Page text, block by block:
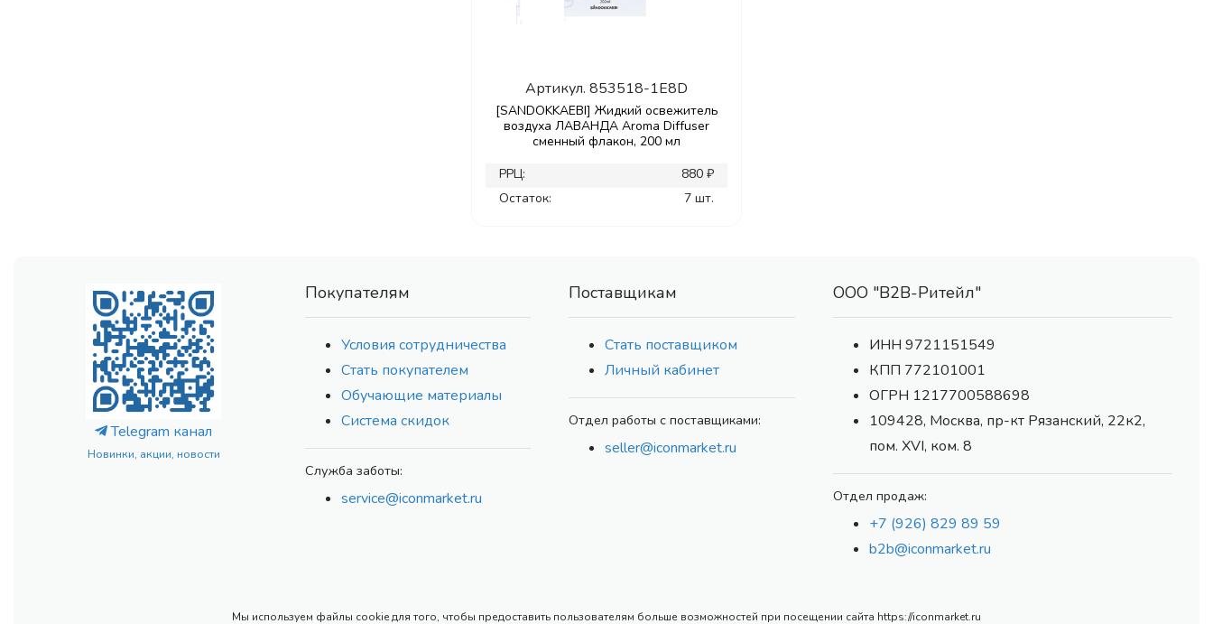
Артикул. 853518-1E8D
[SANDOKKAEBI] Жидкий освежитель
воздуха ЛАВАНДА Aroma Diffuser
сменный флакон, 200 мл
РРЦ:
880 ₽
Остаток:
7 шт.
Telegram канал
Новинки, акции, новости
Покупателям
Условия сотрудничества
Стать покупателем
Обучающие материалы
Система скидок
Служба заботы:
service@iconmarket.ru
Поставщикам
Стать поставщиком
Личный кабинет
Отдел работы с поставщиками:
seller@iconmarket.ru
ООО "В2В-Ритейл"
ИНН 9721151549
КПП 772101001
ОГРН 1217700588698
109428, Москва, пр-кт Рязанский, 22к2,
пом. XVI, ком. 8
Отдел продаж:
+7 (926) 829 89 59
b2b@iconmarket.ru
Мы используем файлы cookie для того, чтобы предоставить пользователям больше возможностей при посещении сайта https://iconmarket.ru